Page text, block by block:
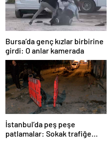
Bursa’da genç kızlar birbirine
girdi: O anlar kamerada
İstanbul’da peş peşe
patlamalar: Sokak trafiğe